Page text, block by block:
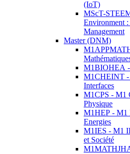
(IoT)
MScT-
Environment
Management
Master (DNM)
M1BIOHEA -
M1CHEINT -
Interfaces
M1CPS - M1
Physique
M1HEP - M1
Energies
M1IES - M1
et Société